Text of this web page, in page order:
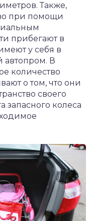
Также,
при помощи
прибегают в
у себя в
автопром. В
количество
о том, что они
своего
колеса